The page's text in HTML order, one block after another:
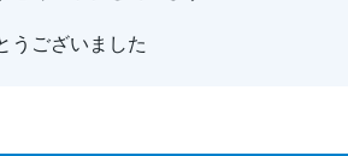
うございました